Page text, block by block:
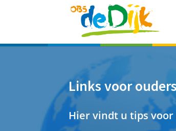
Links voor
Hier vindt u tips